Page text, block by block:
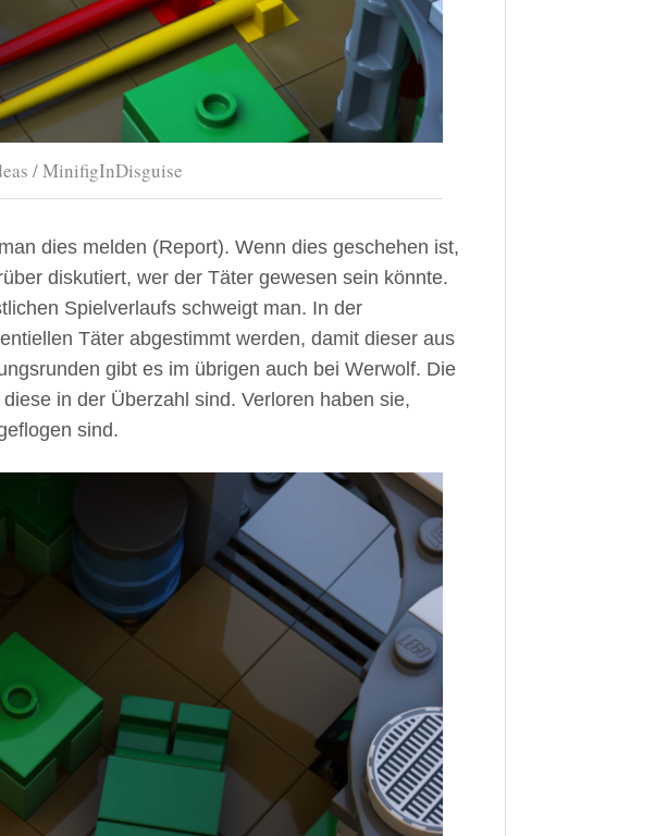
/ MinifigInDisguise
dies melden (Report). Wenn dies geschehen ist,
diskutiert, wer der Täter gewesen sein könnte.
Spielverlaufs schweigt man. In der
Täter abgestimmt werden, damit dieser aus
gibt es im übrigen auch bei Werwolf. Die
in der Überzahl sind. Verloren haben sie,
sind.